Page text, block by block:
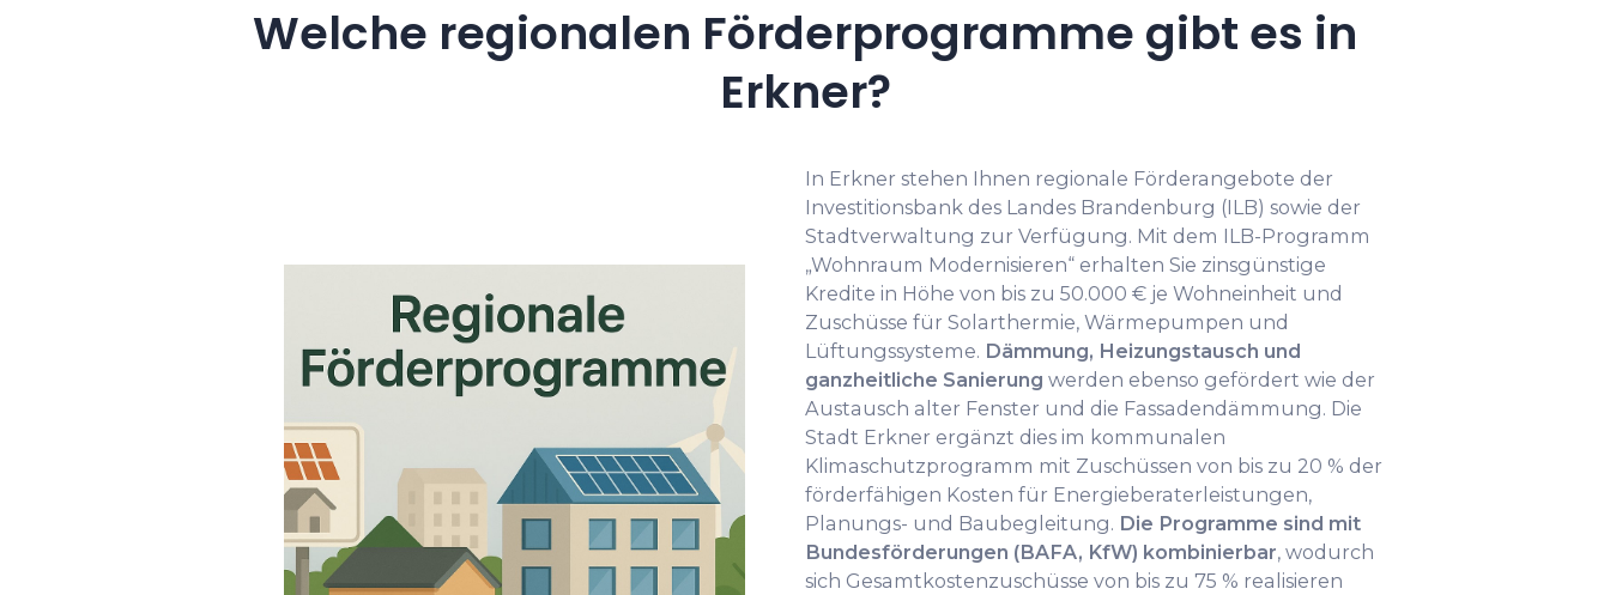
Welche regionalen Förderprogramme gibt es in
Erkner?
In Erkner stehen Ihnen regionale Förderangebote der
Investitionsbank des Landes Brandenburg (ILB) sowie der
Stadtverwaltung zur Verfügung. Mit dem ILB-Programm
„Wohnraum Modernisieren“ erhalten Sie zinsgünstige
Kredite in Höhe von bis zu 50.000 € je Wohneinheit und
Zuschüsse für Solarthermie, Wärmepumpen und
Lüftungssysteme. Dämmung, Heizungstausch und
ganzheitliche Sanierung werden ebenso gefördert wie der
Austausch alter Fenster und die Fassadendämmung. Die
Stadt Erkner ergänzt dies im kommunalen
Klimaschutzprogramm mit Zuschüssen von bis zu 20 % der
förderfähigen Kosten für Energieberaterleistungen,
Planungs- und Baubegleitung. Die Programme sind mit
Bundesförderungen (BAFA, KfW) kombinierbar, wodurch
sich Gesamtkostenzuschüsse von bis zu 75 % realisieren